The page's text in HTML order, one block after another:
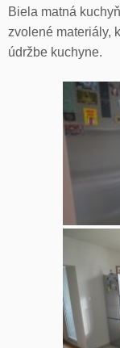
Biela matná
zvolené materiály,
údržbe kuchyne.